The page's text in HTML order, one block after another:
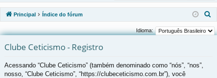
ks
rá
os
u
ns
ra
r
ist
ra
Principal Índice do fórum
s
Idioma:
Clube Ceticismo - Registro
Acessando “Clube Ceticismo” (também denominado como “nós”, “nos”,
nosso, “Clube Ceticismo”, “https://clubeceticismo.com.br”), você